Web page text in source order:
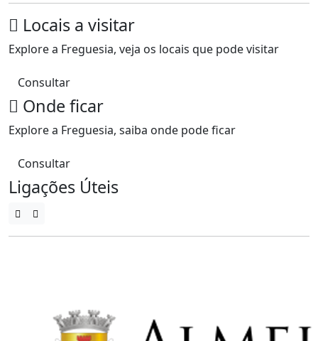
Locais a visitar
Explore a Freguesia, veja os locais que pode visitar
Consultar
Onde ficar
Explore a Freguesia, saiba onde pode ficar
Consultar
Ligações Úteis